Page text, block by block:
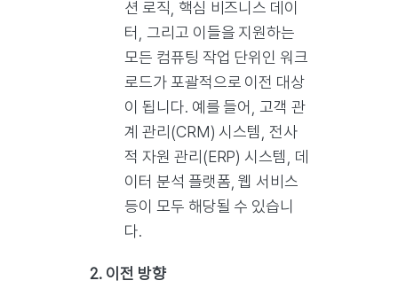
션 로직, 핵심 비즈니스 데이
터, 그리고 이들을 지원하는
모든 컴퓨팅 작업 단위인 워크
로드가 포괄적으로 이전 대상
이 됩니다. 예를 들어, 고객 관
계 관리(CRM) 시스템, 전사
적 자원 관리(ERP) 시스템, 데
이터 분석 플랫폼, 웹 서비스
등이 모두 해당될 수 있습니
다.
2. 이전 방향